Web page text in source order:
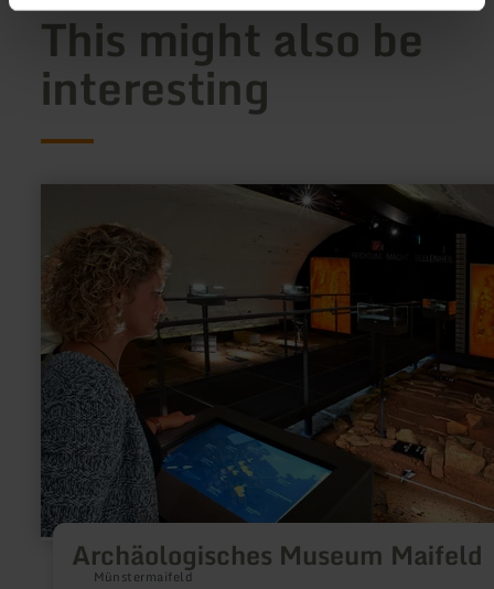
This might also be
interesting
Archäologisches Museum Maifeld
Münstermaifeld
Archäologisches
Museum
Maifeld